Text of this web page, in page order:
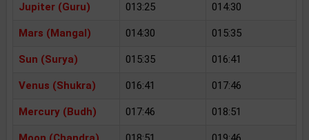
Jupiter (Guru) 013:25 014:30
Mars (Mangal) 014:30 015:35
Sun (Surya) 015:35 016:41
Venus (Shukra) 016:41 017:46
Mercury (Budh) 017:46 018:51